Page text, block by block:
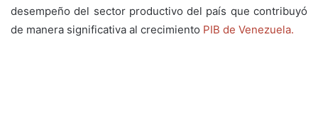
desempeño del sector productivo del país que contribuyó
de manera significativa al crecimiento PIB de Venezuela.